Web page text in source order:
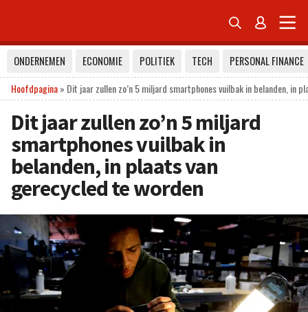
 
ONDERNEMEN ECONOMIE POLITIEK TECH
PERSONAL FINANCE
Hoofdpagina» Dit jaar zullen zo’n 5 miljard smartphones vuilbak in belanden, in
Dit jaar zullen zo’n 5 miljard
smartphones vuilbak in
belanden, in plaats van
gerecycled te worden